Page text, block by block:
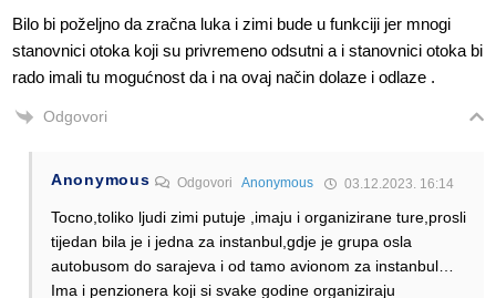
Bilo bi poželjno da zračna luka i zimi bude u funkciji jer mnogi
stanovnici otoka koji su privremeno odsutni a i stanovnici otoka bi
rado imali tu mogućnost da i na ovaj način dolaze i odlaze .
Odgovori
Anonymous OdgovoriAnonymous 03.12.2023. 16:14
Tocno,toliko ljudi zimi putuje ,imaju i organizirane ture,prosli
tijedan bila je i jedna za instanbul,gdje je grupa osla
autobusom do sarajeva i od tamo avionom za instanbul…
Ima i penzionera koji si svake godine organiziraju